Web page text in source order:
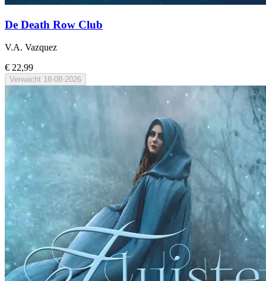
De Death Row Club
V.A. Vazquez
€ 22,99
Verwacht 18-08-2026